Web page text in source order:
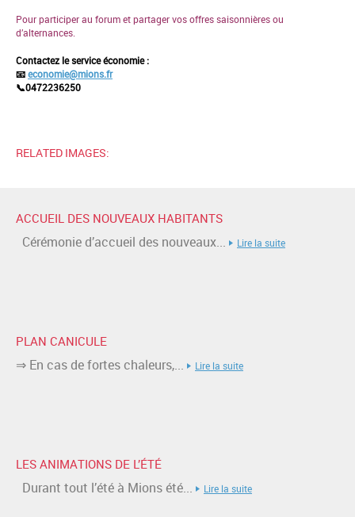
Pour participer au forum et partager vos offres saisonnières ou
d’alternances.
Contactez le service économie :
📧economie@mions.fr
📞0472236250
RELATED IMAGES:
ACCUEIL DES NOUVEAUX HABITANTS
Cérémonie d’accueil des nouveaux... Lire la suite
PLAN CANICULE
⇒ En cas de fortes chaleurs,... Lire la suite
LES ANIMATIONS DE L’ÉTÉ
Durant tout l’été à Mions été... Lire la suite